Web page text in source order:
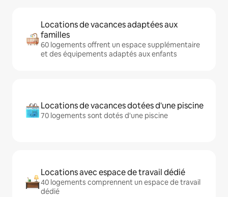
Locations de vacances adaptées aux
familles
60 logements offrent un espace supplémentaire
et des équipements adaptés aux enfants
Locations de vacances dotées d'une piscine
70 logements sont dotés d'une piscine
Locations avec espace de travail dédié
40 logements comprennent un espace de travail
dédié